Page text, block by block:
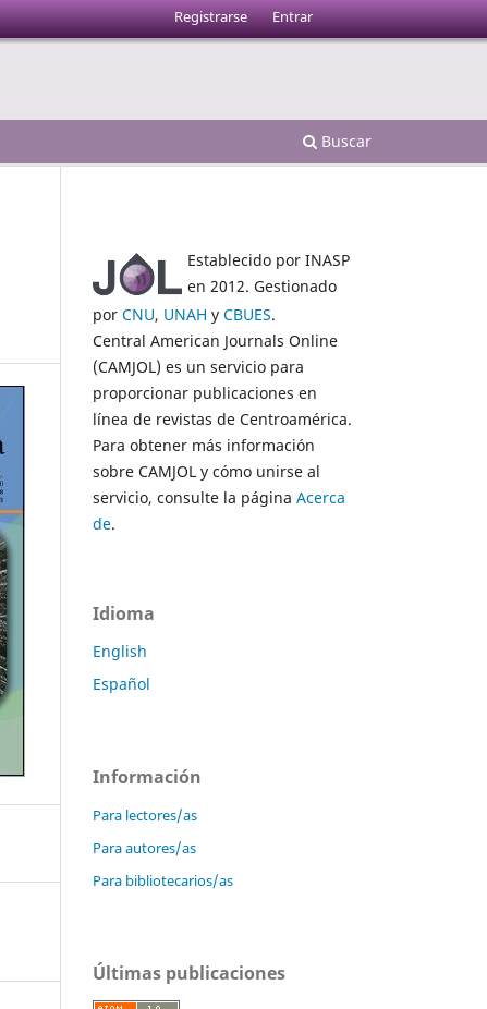
Buscar
Registrarse Entrar
Establecido por INASP
en 2012. Gestionado
por CNU, UNAH y CBUES.
Central American Journals Online
(CAMJOL) es un servicio para
proporcionar publicaciones en
línea de revistas de Centroamérica.
Para obtener más información
sobre CAMJOL y cómo unirse al
servicio, consulte la página Acerca
de.
Idioma
English
Español
Información
Para lectores/as
Para autores/as
Para bibliotecarios/as
Últimas publicaciones